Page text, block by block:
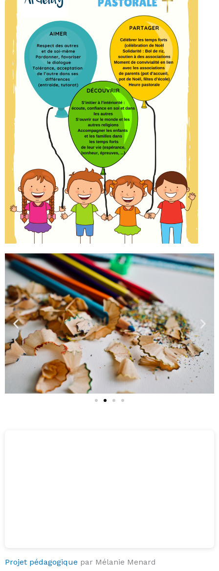
Projet pédagogique par Mélanie Menard